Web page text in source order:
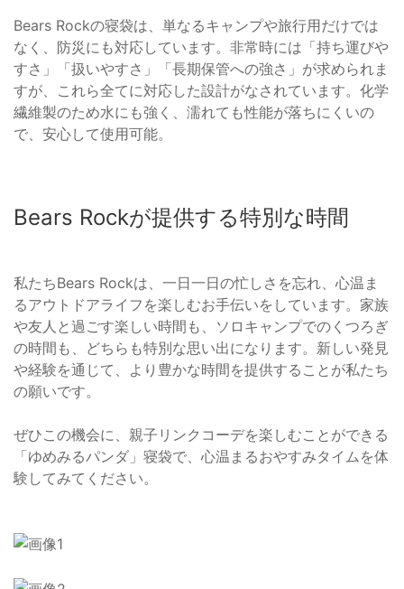
Bears Rockの寝袋は、単なるキャンプや旅行用だけでは
なく、防災にも対応しています。非常時には「持ち運びや
すさ」「扱いやすさ」「長期保管への強さ」が求められま
すが、これら全てに対応した設計がなされています。化学
繊維製のため水にも強く、濡れても性能が落ちにくいの
で、安心して使用可能。
Bears Rockが提供する特別な時間
私たちBears Rockは、一日一日の忙しさを忘れ、心温ま
るアウトドアライフを楽しむお手伝いをしています。家族
や友人と過ごす楽しい時間も、ソロキャンプでのくつろぎ
の時間も、どちらも特別な思い出になります。新しい発見
や経験を通じて、より豊かな時間を提供することが私たち
の願いです。
ぜひこの機会に、親子リンクコーデを楽しむことができる
「ゆめみるパンダ」寝袋で、心温まるおやすみタイムを体
験してみてください。